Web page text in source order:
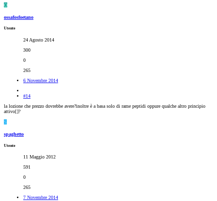
O
ossafosfoetano
Utente
24 Agosto 2014
300
0
265
6 Novembre 2014
#14
la lozione che prezzo dovrebbe avere?inoltre è a basa solo di rame peptidi oppure qualche altro principio
attivo[]?
S
spaghetto
Utente
11 Maggio 2012
591
0
265
7 Novembre 2014